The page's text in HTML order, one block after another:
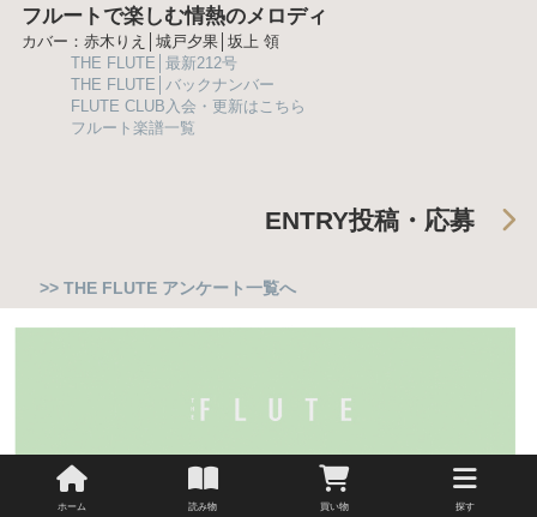
ホーム 読み物 買い物 探す
フルートで楽しむ情熱のメロディ
カバー：赤木りえ│城戸夕果│坂上 領
THE FLUTE│最新212号
THE FLUTE│バックナンバー
FLUTE CLUB入会・更新はこちら
フルート楽譜一覧
ENTRY投稿・応募
>> THE FLUTE アンケート一覧へ